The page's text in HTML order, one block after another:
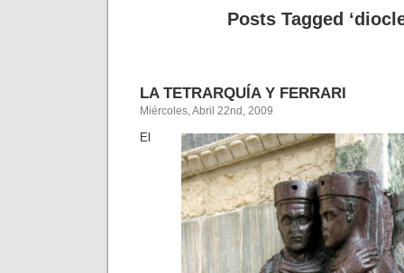
Posts Tagged
LA TETRARQUÍA Y FERRARI
Miércoles, Abril 22nd, 2009
El